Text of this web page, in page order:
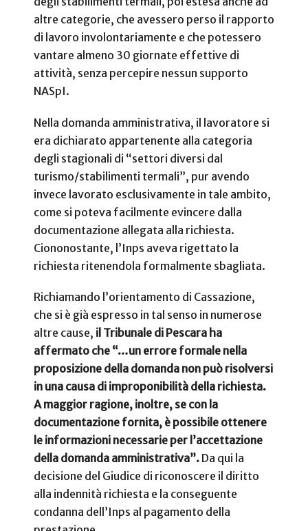
altre categorie, che avessero perso il rapporto
di lavoro involontariamente e che potessero
vantare almeno 30 giornate effettive di
attività, senza percepire nessun supporto
NASpI.
Nella domanda amministrativa, il lavoratore si
era dichiarato appartenente alla categoria
degli stagionali di “settori diversi dal
turismo/stabilimenti termali”, pur avendo
invece lavorato esclusivamente in tale ambito,
come si poteva facilmente evincere dalla
documentazione allegata alla richiesta.
Ciononostante, l’Inps aveva rigettato la
richiesta ritenendola formalmente sbagliata.
Richiamando l’orientamento di Cassazione,
che si è già espresso in tal senso in numerose
altre cause, il Tribunale di Pescara ha
affermato che “…un errore formale nella
proposizione della domanda non può risolversi
in una causa di improponibilità della richiesta.
A maggior ragione, inoltre, se con la
documentazione fornita, è possibile ottenere
le informazioni necessarie per l’accettazione
della domanda amministrativa”. Da qui la
decisione del Giudice di riconoscere il diritto
alla indennità richiesta e la conseguente
condanna dell’Inps al pagamento della